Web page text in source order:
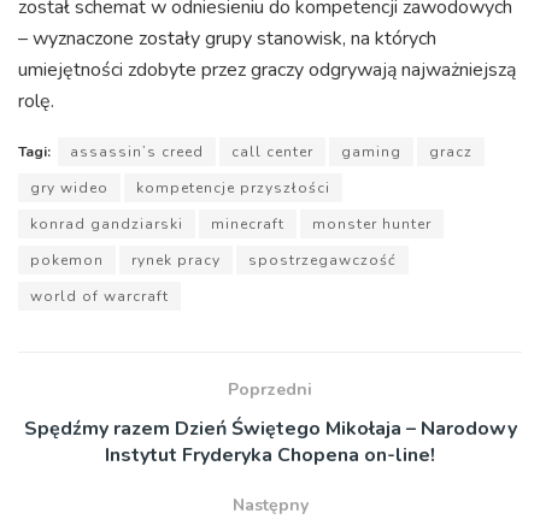
został schemat w odniesieniu do kompetencji zawodowych
– wyznaczone zostały grupy stanowisk, na których
umiejętności zdobyte przez graczy odgrywają najważniejszą
rolę.
Tagi: assassin’s creed call center gaming
gracz
gry wideo
kompetencje przyszłości
konrad gandziarski
minecraft
monster hunter
pokemon
rynek pracy
spostrzegawczość
world of warcraft
Poprzedni
Spędźmy razem Dzień Świętego Mikołaja – Narodowy
Instytut Fryderyka Chopena on-line!
Następny